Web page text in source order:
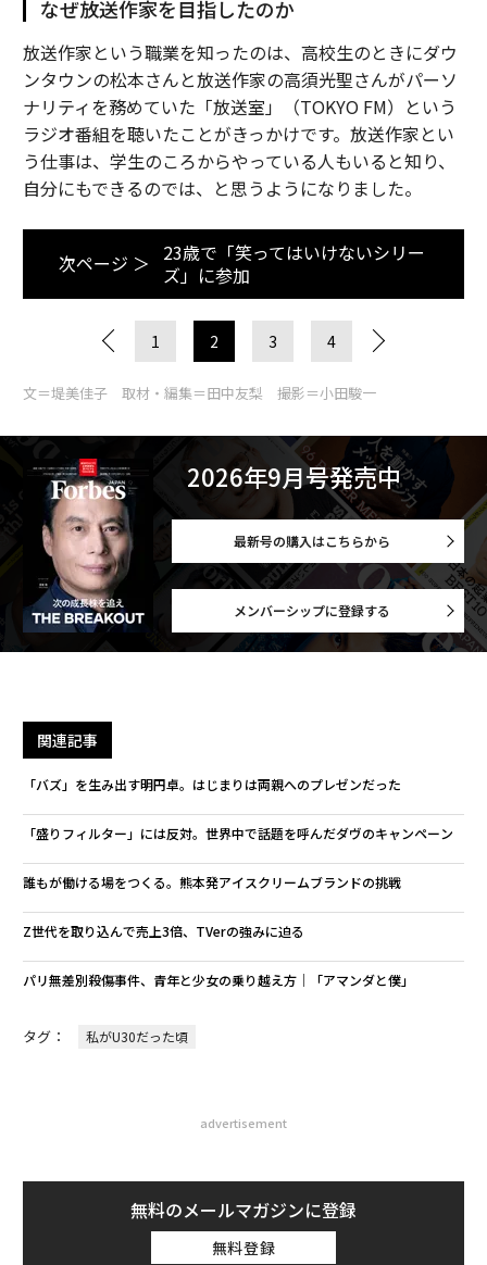
なぜ放送作家を目指したのか
放送作家という職業を知ったのは、高校生のときにダウ
ンタウンの松本さんと放送作家の高須光聖さんがパーソ
ナリティを務めていた「放送室」（TOKYO FM）という
ラジオ番組を聴いたことがきっかけです。放送作家とい
う仕事は、学生のころからやっている人もいると知り、
自分にもできるのでは、と思うようになりました。
次ページ ＞
23歳で「笑ってはいけないシリー
ズ」に参加
1 2 3 4
文＝堤美佳子 取材・編集＝田中友梨 撮影＝小田駿一
2026年9月号発売中
最新号の購入はこちらから
メンバーシップに登録する
関連記事
「バズ」を生み出す明円卓。はじまりは両親へのプレゼンだった
「盛りフィルター」には反対。世界中で話題を呼んだダヴのキャンペーン
誰もが働ける場をつくる。熊本発アイスクリームブランドの挑戦
Z世代を取り込んで売上3倍、TVerの強みに迫る
パリ無差別殺傷事件、青年と少女の乗り越え方│「アマンダと僕」
タグ： 私がU30だった頃
advertisement
無料のメールマガジンに登録
無料登録